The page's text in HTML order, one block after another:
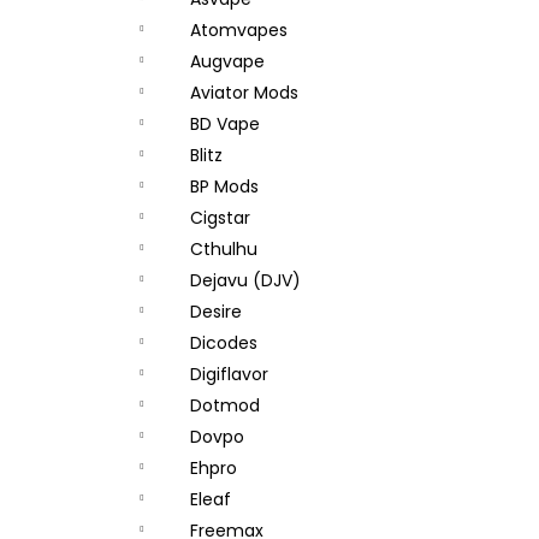
Atomvapes
Augvape
Aviator Mods
BD Vape
Blitz
BP Mods
Cigstar
Cthulhu
Dejavu (DJV)
Desire
Dicodes
Digiflavor
Dotmod
Dovpo
Ehpro
Eleaf
Freemax
JOYETECH BF SS316 ATOMIZER 0,6OHM
48 Kč